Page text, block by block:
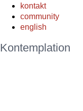
kontakt
community
english
Kontemplation